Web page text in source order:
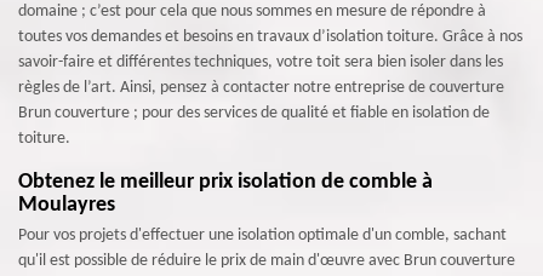
domaine ; c’est pour cela que nous sommes en mesure de répondre à
toutes vos demandes et besoins en travaux d’isolation toiture. Grâce à nos
savoir-faire et différentes techniques, votre toit sera bien isoler dans les
règles de l’art. Ainsi, pensez à contacter notre entreprise de couverture
Brun couverture ; pour des services de qualité et fiable en isolation de
toiture.
Obtenez le meilleur prix isolation de comble à
Moulayres
Pour vos projets d'effectuer une isolation optimale d'un comble, sachant
qu'il est possible de réduire le prix de main d'œuvre avec Brun couverture